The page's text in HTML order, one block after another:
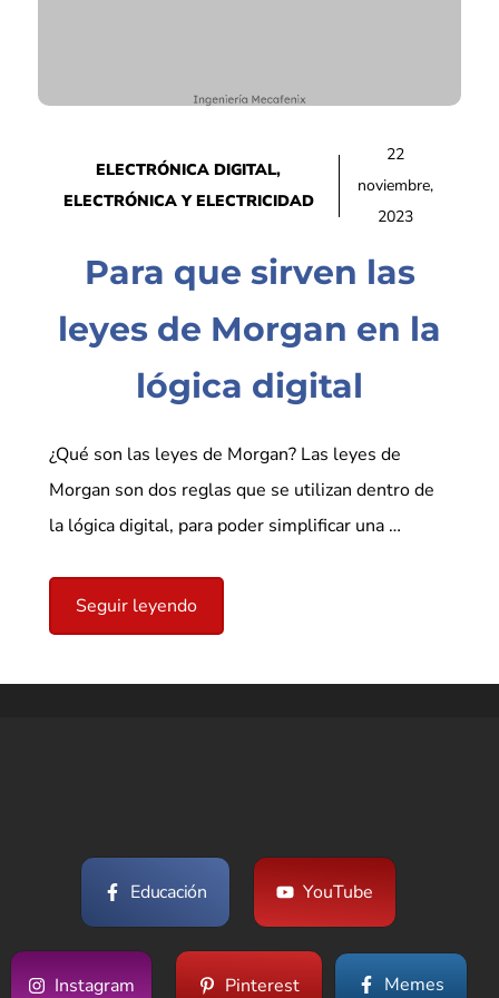
ELECTRÓNICA DIGITAL,
ELECTRÓNICA Y ELECTRICIDAD
22
noviembre,
2023
Para que sirven las
leyes de Morgan en la
lógica digital
¿Qué son las leyes de Morgan? Las leyes de
Morgan son dos reglas que se utilizan dentro de
la lógica digital, para poder simplificar una …
Seguir leyendo
Educación YouTube
Instagram Pinterest Memes